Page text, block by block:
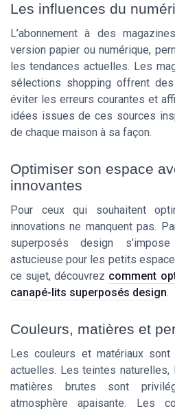
Les influences du
L’abonnement à des
version papier ou numérique,
les tendances actuelles. Les
sélections shopping offrent
éviter les erreurs courantes et
idées issues de ces sources
de chaque maison à sa façon.
Optimiser son espace
innovantes
Pour ceux qui souhaitent
innovations ne manquent pas.
superposés design
astucieuse pour les petits
ce sujet, découvrez comment
canapé-lits superposés design.
Couleurs, matières et
Les couleurs et matériaux
actuelles. Les teintes
matières brutes sont
atmosphère apaisante. Les